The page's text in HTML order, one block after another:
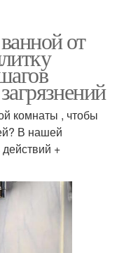
от
комнаты , чтобы
В нашей
+